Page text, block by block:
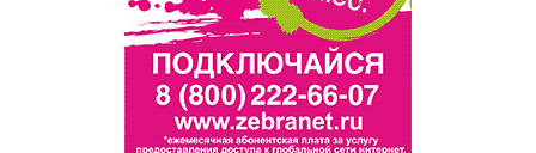
Рестораны, кафе, бары
Развлечения и отдых
Спорт Фитнес
Недвижимость
Юристы, Экспертиза, Страхование
Ремонт
Социальные организации
Это интересно